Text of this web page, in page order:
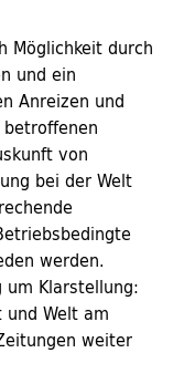
Möglichkeit durch
und ein
Anreizen und
von
bei der Welt
werden.
Klarstellung:
Welt am
weiter